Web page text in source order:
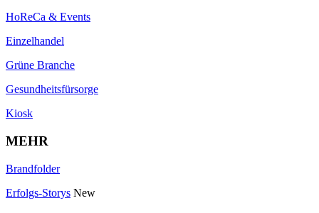
HoReCa & Events
Einzelhandel
Grüne Branche
Gesundheitsfürsorge
Kiosk
MEHR
Brandfolder
Erfolgs-Storys New